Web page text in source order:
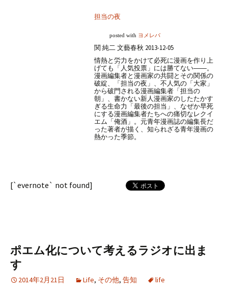
担当の夜
posted with ヨメレバ
関 純二 文藝春秋 2013-12-05
情熱と労力をかけて必死に漫画を作り上
げても「人気投票」には勝てない――。
漫画編集者と漫画家の共闘とその関係の
破綻、「担当の夜」、不人気の「大家」
から破門される漫画編集者「担当の
朝」、書かない新人漫画家のしたたかす
ぎる生命力「最後の担当」、なぜか早死
にする漫画編集者たちへの痛切なレクイ
エム「俺酒」。元青年漫画誌の編集長だ
った著者が描く、知られざる青年漫画の
熱かった季節。
[`evernote` not found]
ポエム化について考えるラジオに出ま
す
2014年2月21日 Life, その他, 告知 life